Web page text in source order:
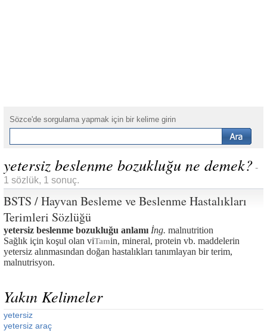
Sözce'de sorgulama yapmak için bir kelime girin
yetersiz beslenme bozukluğu ne demek? -
1 sözlük, 1 sonuç.
BSTS / Hayvan Besleme ve Beslenme Hastalıkları
Terimleri Sözlüğü
yetersiz beslenme bozukluğu anlamı İng. malnutrition
Sağlık için koşul olan viTamin, mineral, protein vb. maddelerin
yetersiz alınmasından doğan hastalıkları tanımlayan bir terim,
malnutrisyon.
Yakın Kelimeler
yetersiz
yetersiz araç